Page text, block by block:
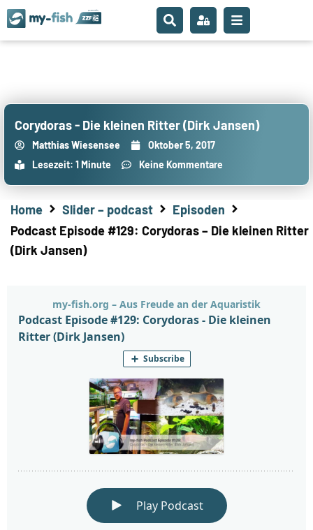
Corydoras - Die kleinen Ritter (Dirk Jansen)
Matthias Wiesensee
Oktober 5, 2017
Lesezeit: 1 Minute
Keine Kommentare
Home Slider – podcast
Episoden
Podcast Episode #129: Corydoras – Die kleinen Ritter
(Dirk Jansen)